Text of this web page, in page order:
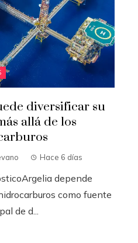
diversificar su
allá de los
Hace 6 días
depende
como fuente
de d...